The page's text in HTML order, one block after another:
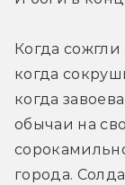
Когда
когда
когда
обычаи на
города.